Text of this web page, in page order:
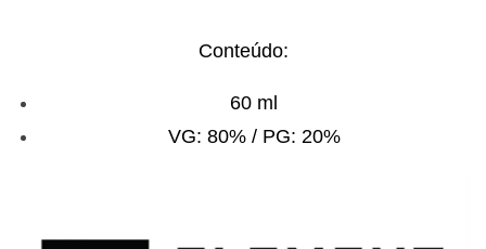
Conteúdo:
60 ml
VG: 80% / PG: 20%